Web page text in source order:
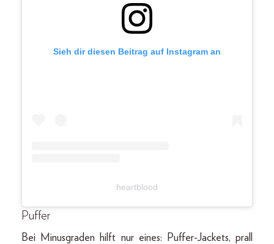
Sieh dir diesen Beitrag auf Instagram an
heartblood
Puffer
Bei Minusgraden hilft nur eines: Puffer-Jackets, prall